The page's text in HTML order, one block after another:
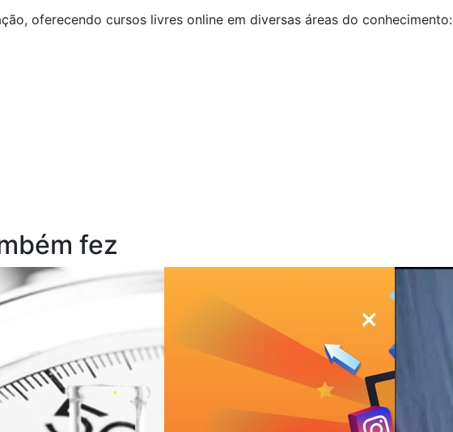
oferecendo cursos livres online em diversas áreas do conhecimento:
fez